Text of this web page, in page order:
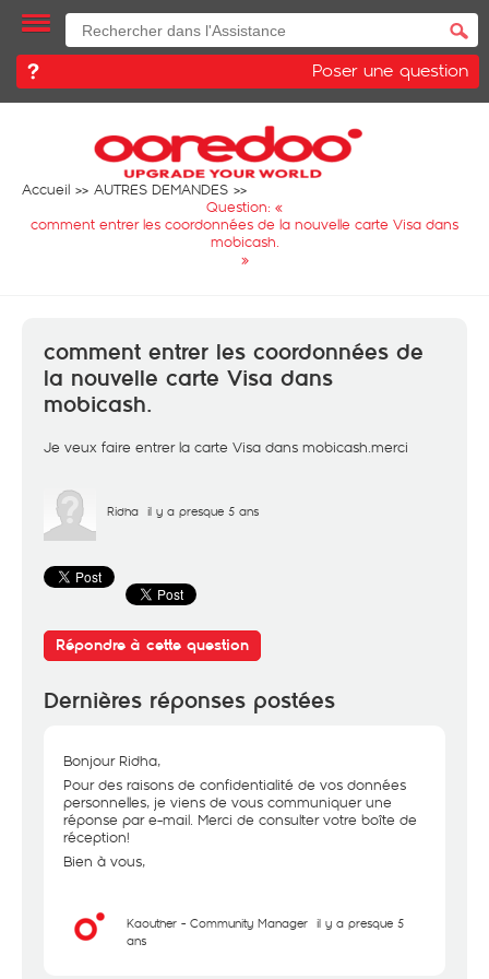
Poser une question
Accueil
AUTRES DEMANDES
Question: «
comment entrer les coordonnées de la nouvelle carte Visa dans
mobicash.
»
comment entrer les coordonnées de
la nouvelle carte Visa dans
mobicash.
Je veux faire entrer la carte Visa dans mobicash.merci
Ridha il y a presque 5 ans
Répondre à cette question
Dernières réponses postées
Bonjour Ridha,
Pour des raisons de confidentialité de vos données
personnelles, je viens de vous communiquer une
réponse par e-mail. Merci de consulter votre boîte de
réception!
Bien à vous,
Kaouther - Community Manager il y a presque 5
ans